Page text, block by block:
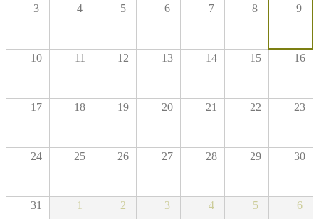
3 4 5 6 7 8 9
10 11 12 13 14 15 16
17 18 19 20 21 22 23
24 25 26 27 28 29 30
31 1 2 3 4 5 6